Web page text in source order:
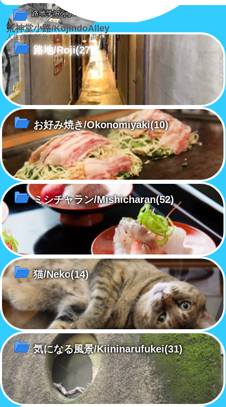
荒神堂小路/KojindoAlley
人生の大部分を商う小さな商店街
路地学/Rojigaku
路地/Roji(27)
お好み焼き/Okonomiyaki(10)
ミシチャラン/Mishicharan(52)
猫/Neko(14)
気になる風景/Kiininarufukei(31)